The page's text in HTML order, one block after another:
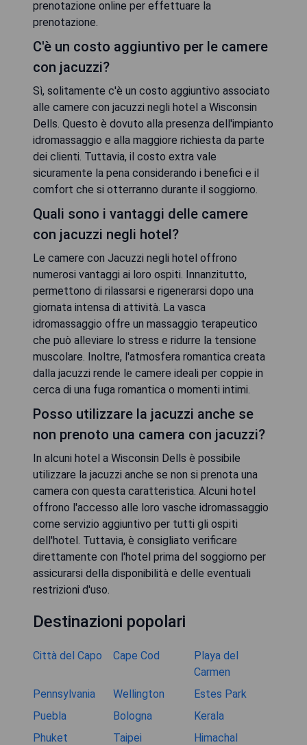
prenotazione online per effettuare la
prenotazione.
C'è un costo aggiuntivo per le camere
con jacuzzi?
Sì, solitamente c'è un costo aggiuntivo associato
alle camere con jacuzzi negli hotel a Wisconsin
Dells. Questo è dovuto alla presenza dell'impianto
idromassaggio e alla maggiore richiesta da parte
dei clienti. Tuttavia, il costo extra vale
sicuramente la pena considerando i benefici e il
comfort che si otterranno durante il soggiorno.
Quali sono i vantaggi delle camere
con jacuzzi negli hotel?
Le camere con Jacuzzi negli hotel offrono
numerosi vantaggi ai loro ospiti. Innanzitutto,
permettono di rilassarsi e rigenerarsi dopo una
giornata intensa di attività. La vasca
idromassaggio offre un massaggio terapeutico
che può alleviare lo stress e ridurre la tensione
muscolare. Inoltre, l'atmosfera romantica creata
dalla jacuzzi rende le camere ideali per coppie in
cerca di una fuga romantica o momenti intimi.
Posso utilizzare la jacuzzi anche se
non prenoto una camera con jacuzzi?
In alcuni hotel a Wisconsin Dells è possibile
utilizzare la jacuzzi anche se non si prenota una
camera con questa caratteristica. Alcuni hotel
offrono l'accesso alle loro vasche idromassaggio
come servizio aggiuntivo per tutti gli ospiti
dell'hotel. Tuttavia, è consigliato verificare
direttamente con l'hotel prima del soggiorno per
assicurarsi della disponibilità e delle eventuali
restrizioni d'uso.
Destinazioni popolari
Città del Capo Cape Cod
Playa del
Carmen
Pennsylvania
Wellington
Estes Park
Puebla
Bologna
Kerala
Phuket
Taipei Himachal